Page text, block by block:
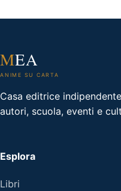
MEA
ANIME SU CARTA
Casa editrice
autori, scuola, eventi e
Esplora
Libri